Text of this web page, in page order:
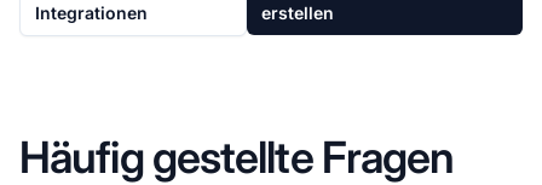
Integrationen erstellen
Häufig gestellte Fragen